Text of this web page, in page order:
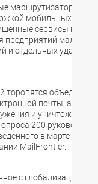
маршрутизаторы с
мобильных сетей,
сервисы
предприятий малого и
и отдельных
объединять
почты, а
и уничтожения
200
в марте
MailFrontier.
с глобализацией